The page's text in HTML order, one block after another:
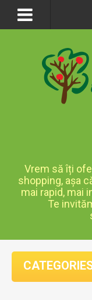
Vrem să îți
shopping, așa
mai rapid, mai
Te